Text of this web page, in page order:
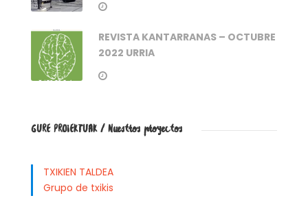
REVISTA KANTARRANAS – OCTUBRE
2022 URRIA
GURE PROIEKTUAK / Nuestros proyectos
TXIKIEN TALDEA
Grupo de txikis